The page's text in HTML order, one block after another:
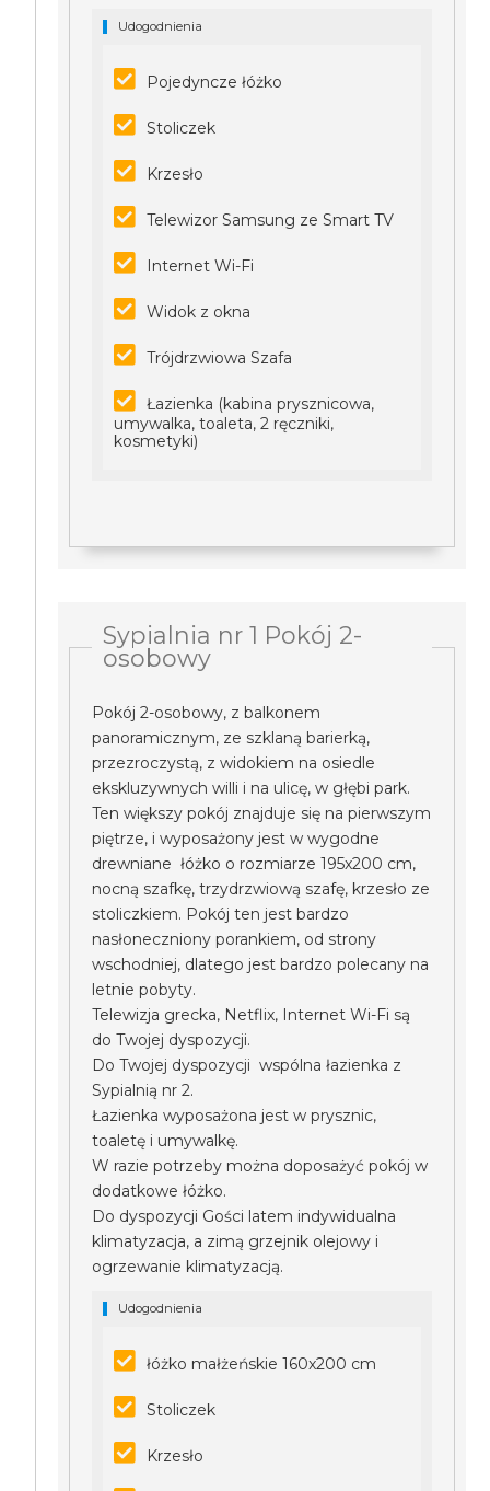
Udogodnienia
Pojedyncze łóżko
Stoliczek
Krzesło
Telewizor Samsung ze Smart TV
Internet Wi-Fi
Widok z okna
Trójdrzwiowa Szafa
Łazienka (kabina prysznicowa,
umywalka, toaleta, 2 ręczniki,
kosmetyki)
Sypialnia nr 1 Pokój 2-
osobowy
Pokój 2-osobowy, z balkonem
panoramicznym, ze szklaną barierką,
przezroczystą, z widokiem na osiedle
ekskluzywnych willi i na ulicę, w głębi park.
Ten większy pokój znajduje się na pierwszym
piętrze, i wyposażony jest w wygodne
drewniane łóżko o rozmiarze 195x200 cm,
nocną szafkę, trzydrzwiową szafę, krzesło ze
stoliczkiem. Pokój ten jest bardzo
nasłoneczniony porankiem, od strony
wschodniej, dlatego jest bardzo polecany na
letnie pobyty.
Telewizja grecka, Netflix, Internet Wi-Fi są
do Twojej dyspozycji.
Do Twojej dyspozycji wspólna łazienka z
Sypialnią nr 2.
Łazienka wyposażona jest w prysznic,
toaletę i umywalkę.
W razie potrzeby można doposażyć pokój w
dodatkowe łóżko.
Do dyspozycji Gości latem indywidualna
klimatyzacja, a zimą grzejnik olejowy i
ogrzewanie klimatyzacją.
Udogodnienia
łóżko małżeńskie 160x200 cm
Stoliczek
Krzesło